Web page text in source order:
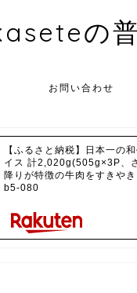
の
お問い合わせ
【ふるさと納税】日本一の
イス 計2,020g(505g×3P、
降りが特徴の牛肉をすきや
b5-080